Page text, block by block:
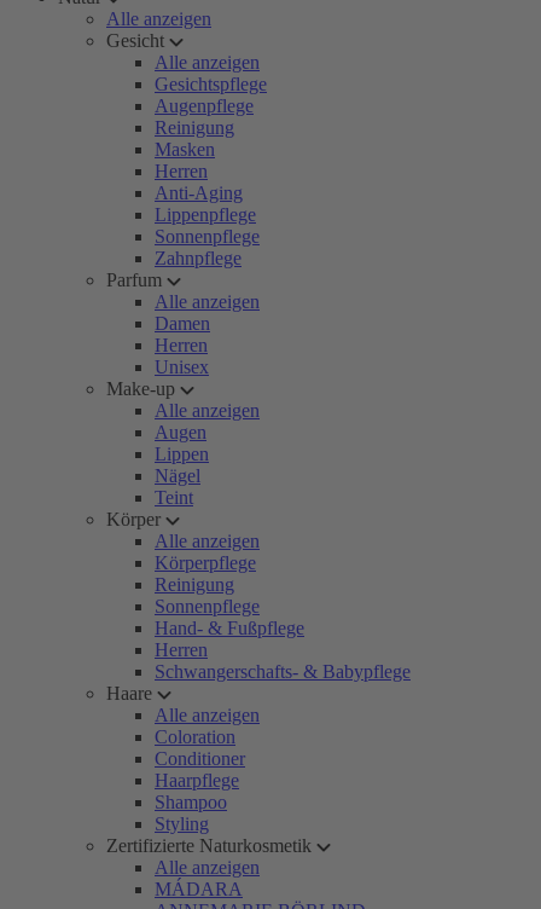
Alle anzeigen
Gesicht
Alle anzeigen
Gesichtspflege
Augenpflege
Reinigung
Masken
Herren
Anti-Aging
Lippenpflege
Sonnenpflege
Zahnpflege
Parfum
Alle anzeigen
Damen
Herren
Unisex
Make-up
Alle anzeigen
Augen
Lippen
Nägel
Teint
Körper
Alle anzeigen
Körperpflege
Reinigung
Sonnenpflege
Hand- & Fußpflege
Herren
Schwangerschafts- & Babypflege
Haare
Alle anzeigen
Coloration
Conditioner
Haarpflege
Shampoo
Styling
Zertifizierte Naturkosmetik
Alle anzeigen
MÁDARA